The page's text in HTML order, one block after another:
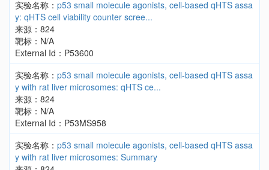
实验名称： p53 small molecule agonists, cell-based qHTS assa
y: qHTS cell viability counter scree...
来源：824
靶标：N/A
External Id：P53600
实验名称： p53 small molecule agonists, cell-based qHTS assa
y with rat liver microsomes: qHTS ce...
来源：824
靶标：N/A
External Id：P53MS958
实验名称： p53 small molecule agonists, cell-based qHTS assa
y with rat liver microsomes: Summary